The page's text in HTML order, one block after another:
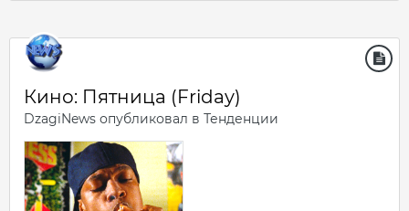
Кино: Пятница (Friday)
DzagiNews опубликовал в Тенденции